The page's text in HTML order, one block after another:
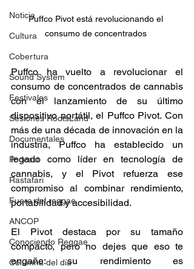
Noticia
Cultura
Cobertura
Sound System
Festivales
Sesiones RootsLand
Documentales
Podcast
Rastafari
Fuera del reggae
ANCOP
Conociendo Reggae
Columna del día
Puffco Pivot está revolucionando el
consumo de concentrados
Puffco ha vuelto a revolucionar el
consumo de concentrados de cannabis
con el lanzamiento de su último
dispositivo portátil, el Puffco Pivot. Con
más de una década de innovación en la
industria, Puffco ha establecido un
legado como líder en tecnología de
cannabis, y el Pivot refuerza ese
compromiso al combinar rendimiento,
portabilidad y accesibilidad.
El Pivot destaca por su tamaño
compacto, pero no dejes que eso te
engañe: su rendimiento es